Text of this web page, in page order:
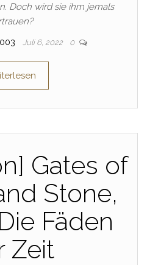
Doch wird sie ihm jemals
Juli 6, 2022 0
Gates of
Stone,
Fäden
Zeit